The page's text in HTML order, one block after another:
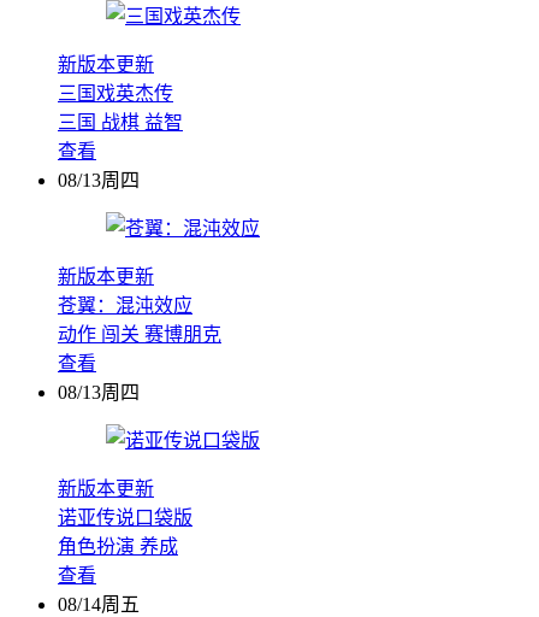
新版本更新
三国戏英杰传
三国 战棋 益智
查看
08/13周四
新版本更新
苍翼：混沌效应
动作 闯关 赛博朋克
查看
08/13周四
新版本更新
诺亚传说口袋版
角色扮演 养成
查看
08/14周五